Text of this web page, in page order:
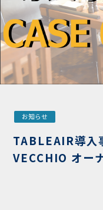
お知らせ
TABLEAIR導
VECCHIO オー